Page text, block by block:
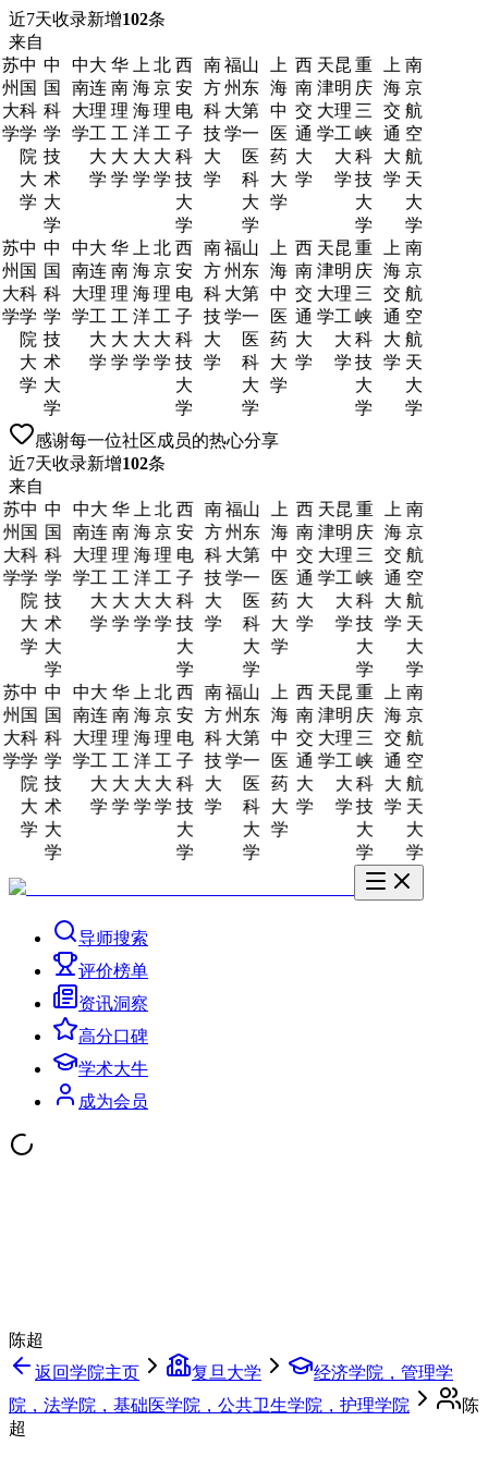
近7天收录新增102条
来自
中
国
科
学
院
大
学
中
国
科
学
技
术
大
学
中
南
大
学
大
连
理
工
大
学
华
南
理
工
大
学
上
海
海
洋
大
学
北
京
理
工
大
学
西
安
电
子
科
技
大
学
南
方
科
技
大
学
福
州
大
学
山
东
第
一
医
科
大
学
上
海
中
医
药
大
学
西
南
交
通
大
学
天
津
大
学
昆
明
理
工
大
学
重
庆
三
峡
科
技
大
学
上
海
交
通
大
学
南
京
航
空
航
天
大
学
中
国
科
学
院
大
学
中
国
科
学
技
术
大
学
中
南
大
学
大
连
理
工
大
学
华
南
理
工
大
学
上
海
海
洋
大
学
北
京
理
工
大
学
西
安
电
子
科
技
大
学
南
方
科
技
大
学
福
州
大
学
山
东
第
一
医
科
大
学
上
海
中
医
药
大
学
西
南
交
通
大
学
天
津
大
学
昆
明
理
工
大
学
重
庆
三
峡
科
技
大
学
上
海
交
通
大
学
南
京
航
空
航
天
大
学
感谢每一位社区成员的热心分享
近7天收录新增102条
来自
苏
州
大
学
中
国
科
学
院
大
学
中
国
科
学
技
术
大
学
中
南
大
学
大
连
理
工
大
学
华
南
理
工
大
学
上
海
海
洋
大
学
北
京
理
工
大
学
西
安
电
子
科
技
大
学
南
方
科
技
大
学
福
州
大
学
山
东
第
一
医
科
大
学
上
海
中
医
药
大
学
西
南
交
通
大
学
天
津
大
学
昆
明
理
工
大
学
重
庆
三
峡
科
技
大
学
上
海
交
通
大
学
南
京
航
空
航
天
大
学
苏
州
大
学
中
国
科
学
院
大
学
中
国
科
学
技
术
大
学
中
南
大
学
大
连
理
工
大
学
华
南
理
工
大
学
上
海
海
洋
大
学
北
京
理
工
大
学
西
安
电
子
科
技
大
学
南
方
科
技
大
学
福
州
大
学
山
东
第
一
医
科
大
学
上
海
中
医
药
大
学
西
南
交
通
大
学
天
津
大
学
昆
明
理
工
大
学
重
庆
三
峡
科
技
大
学
上
海
交
通
大
学
南
京
航
空
航
天
大
学
导师搜索
评价榜单
资讯洞察
高分口碑
学术大牛
成为会员
陈超
返回学院主页
复旦大学
经济学院，管理学
院，法学院，基础医学院，公共卫生学院，护理学院
陈
超